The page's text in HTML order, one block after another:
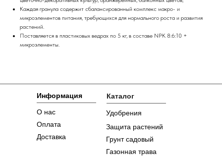
Каждая гранула содержит сбалансированный комплекс макро- и
микроэлементов питания, требующихся для нормального роста и развития
растений.
Поставляется в пластиковых ведрах по 5 кг, в составе NPK 8:6:10 +
микроэлементы.
Информация Каталог
О нас
Оплата
Доставка
Удобрения
Защита растений
Грунт садовый
Газонная трава